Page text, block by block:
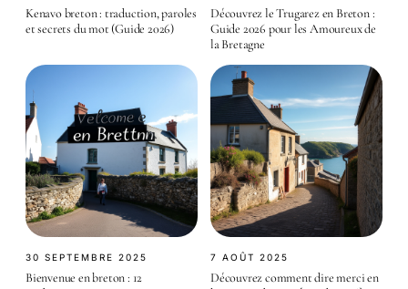
Kenavo breton : traduction, paroles
et secrets du mot (Guide 2026)
Découvrez le Trugarez en Breton :
Guide 2026 pour les Amoureux de
la Bretagne
30 SEPTEMBRE 2025
Bienvenue en breton : 12
7 AOÛT 2025
Découvrez comment dire merci en